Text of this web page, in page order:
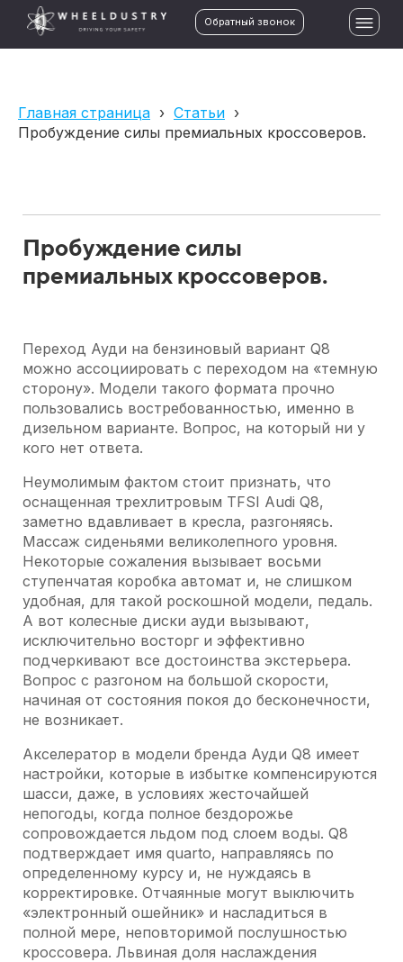
Обратный звонок
Главная страница › Статьи ›
Пробуждение силы премиальных кроссоверов.
Пробуждение силы
премиальных кроссоверов.
Переход Ауди на бензиновый вариант Q8
можно ассоциировать с переходом на «темную
сторону». Модели такого формата прочно
пользовались востребованностью, именно в
дизельном варианте. Вопрос, на который ни у
кого нет ответа.
Неумолимым фактом стоит признать, что
оснащенная трехлитровым TFSI Audi Q8,
заметно вдавливает в кресла, разгоняясь.
Массаж сиденьями великолепного уровня.
Некоторые сожаления вызывает восьми
ступенчатая коробка автомат и, не слишком
удобная, для такой роскошной модели, педаль.
А вот колесные диски ауди вызывают,
исключительно восторг и эффективно
подчеркивают все достоинства экстерьера.
Вопрос с разгоном на большой скорости,
начиная от состояния покоя до бесконечности,
не возникает.
Акселератор в модели бренда Ауди Q8 имеет
настройки, которые в избытке компенсируются
шасси, даже, в условиях жесточайшей
непогоды, когда полное бездорожье
сопровождается льдом под слоем воды. Q8
подтверждает имя quarto, направляясь по
определенному курсу и, не нуждаясь в
корректировке. Отчаянные могут выключить
«электронный ошейник» и насладиться в
полной мере, неповторимой послушностью
кроссовера. Львиная доля наслаждения